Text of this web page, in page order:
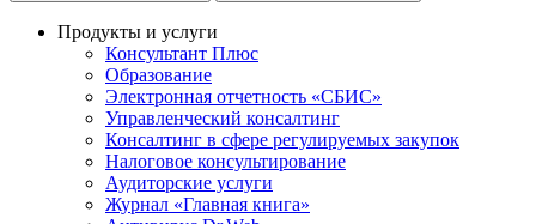
Продукты и услуги
Консультант Плюс
Образование
Электронная отчетность «СБИС»
Управленческий консалтинг
Консалтинг в сфере регулируемых закупок
Налоговое консультирование
Аудиторские услуги
Журнал «Главная книга»